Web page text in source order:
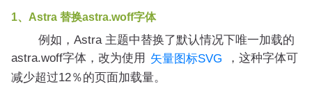
1、Astra 替换astra.woff字体
例如，Astra 主题中替换了默认情况下唯一加载的
astra.woff字体，改为使用 矢量图标SVG
，这种字体可
减少超过12％的页面加载量。